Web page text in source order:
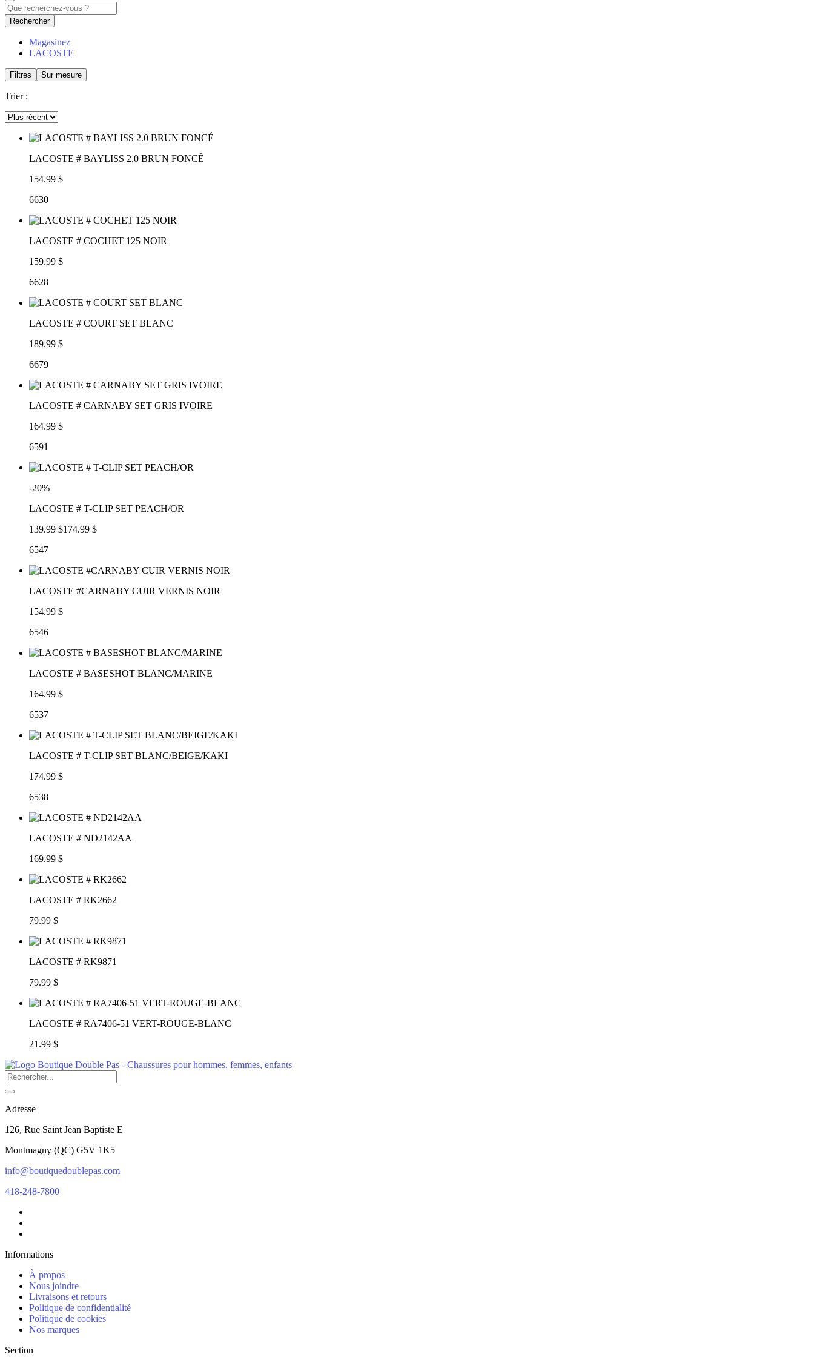
Rechercher
Magasinez
LACOSTE
Filtres Sur mesure
Trier :
LACOSTE # BAYLISS 2.0 BRUN FONCÉ
154.99 $
6630
LACOSTE # COCHET 125 NOIR
159.99 $
6628
LACOSTE # COURT SET BLANC
189.99 $
6679
LACOSTE # CARNABY SET GRIS IVOIRE
164.99 $
6591
-20%
LACOSTE # T-CLIP SET PEACH/OR
139.99 $174.99 $
6547
LACOSTE #CARNABY CUIR VERNIS NOIR
154.99 $
6546
LACOSTE # BASESHOT BLANC/MARINE
164.99 $
6537
LACOSTE # T-CLIP SET BLANC/BEIGE/KAKI
174.99 $
6538
LACOSTE # ND2142AA
169.99 $
LACOSTE # RK2662
79.99 $
LACOSTE # RK9871
79.99 $
LACOSTE # RA7406-51 VERT-ROUGE-BLANC
21.99 $
Adresse
126, Rue Saint Jean Baptiste E
Montmagny (QC) G5V 1K5
info@boutiquedoublepas.com
418-248-7800
Informations
À propos
Nous joindre
Livraisons et retours
Politique de confidentialité
Politique de cookies
Nos marques
Section